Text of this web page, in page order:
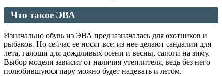
Что такое ЭВА
Изначально обувь из ЭВА предназначалась для охотников и
рыбаков. Но сейчас ее носят все: из нее делают сандалии для
лета, галоши для дождливых осени и весны, сапоги на зиму.
Выбор модели зависит от наличия утеплителя, ведь без него
полюбившуюся пару можно будет надевать и летом.